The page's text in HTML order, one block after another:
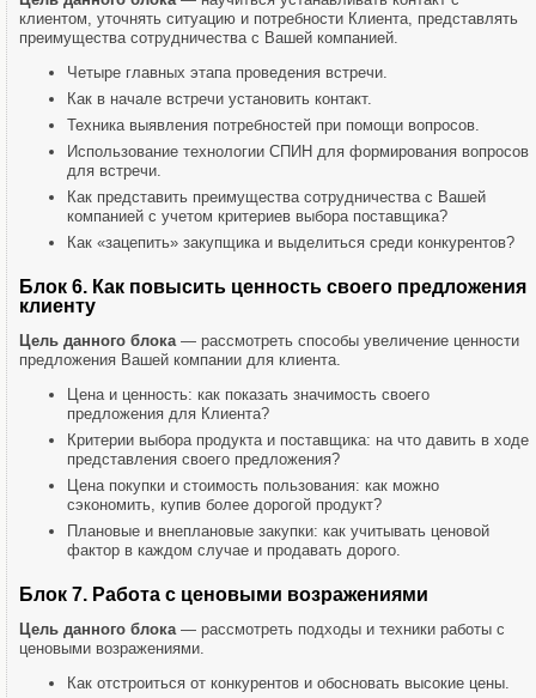
клиентом, уточнять ситуацию и потребности Клиента, представлять
преимущества сотрудничества с Вашей компанией.
Четыре главных этапа проведения встречи.
Как в начале встречи установить контакт.
Техника выявления потребностей при помощи вопросов.
Использование технологии СПИН для формирования вопросов
для встречи.
Как представить преимущества сотрудничества с Вашей
компанией с учетом критериев выбора поставщика?
Как «зацепить» закупщика и выделиться среди конкурентов?
Блок 6. Как повысить ценность своего предложения
клиенту
Цель данного блока — рассмотреть способы увеличение ценности
предложения Вашей компании для клиента.
Цена и ценность: как показать значимость своего
предложения для Клиента?
Критерии выбора продукта и поставщика: на что давить в ходе
представления своего предложения?
Цена покупки и стоимость пользования: как можно
сэкономить, купив более дорогой продукт?
Плановые и внеплановые закупки: как учитывать ценовой
фактор в каждом случае и продавать дорого.
Блок 7. Работа с ценовыми возражениями
Цель данного блока — рассмотреть подходы и техники работы с
ценовыми возражениями.
Как отстроиться от конкурентов и обосновать высокие цены.